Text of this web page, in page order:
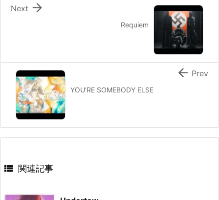
Requiem

Next
YOU'RE SOMEBODY ELSE
 Prev
 関連記事